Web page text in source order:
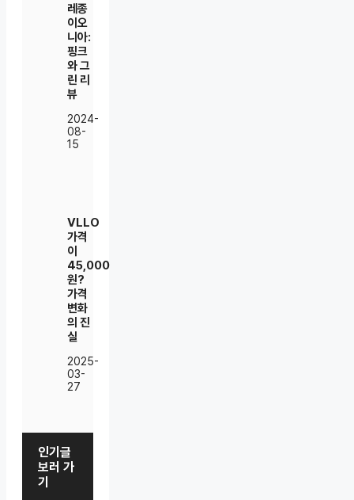
레종
이오
니아:
핑크
와 그
린 리
뷰
2024-
08-
15
VLLO
가격
이
45,000
원?
가격
변화
의 진
실
2025-
03-
27
인기글
보러 가
기